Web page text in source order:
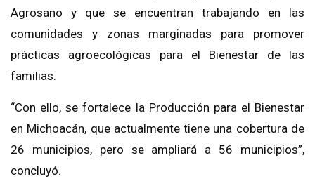
Agrosano y que se encuentran trabajando en las
comunidades y zonas marginadas para promover
prácticas agroecológicas para el Bienestar de las
familias.
“Con ello, se fortalece la Producción para el Bienestar
en Michoacán, que actualmente tiene una cobertura de
26 municipios, pero se ampliará a 56 municipios”,
concluyó.